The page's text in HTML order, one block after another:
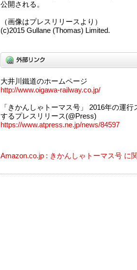
公開される。
（画像はプレスリリースより）
(c)2015 Gullane (Thomas) Limited.
大井川鐵道のホームページ
http://www.oigawa-railway.co.jp/
「きかんしゃトーマス号」 2016年の運
するプレスリリース(@Press)
https://www.atpress.ne.jp/news/84597
Amazon.co.jp : きかんしゃトーマス号 に